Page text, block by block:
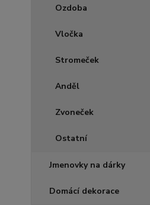
Ozdoba
Vločka
Stromeček
Anděl
Zvoneček
Ostatní
Jmenovky na dárky
Domácí dekorace